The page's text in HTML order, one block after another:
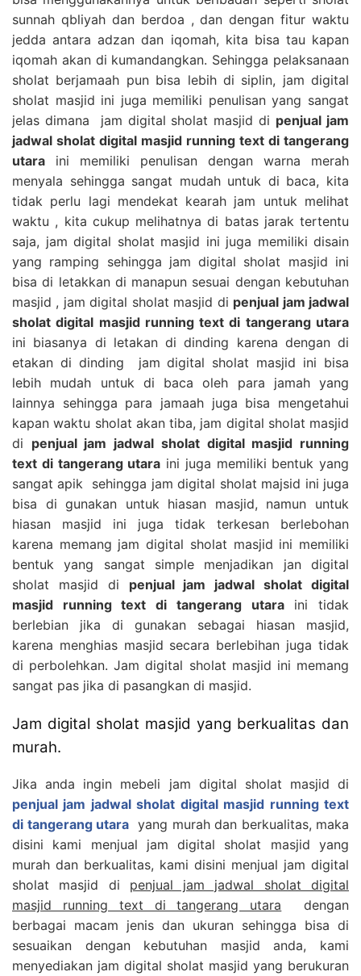
sunnah qbliyah dan berdoa , dan dengan fitur waktu
jedda antara adzan dan iqomah, kita bisa tau kapan
iqomah akan di kumandangkan. Sehingga pelaksanaan
sholat berjamaah pun bisa lebih di siplin, jam digital
sholat masjid ini juga memiliki penulisan yang sangat
jelas dimana jam digital sholat masjid di penjual jam
jadwal sholat digital masjid running text di tangerang
utara ini memiliki penulisan dengan warna merah
menyala sehingga sangat mudah untuk di baca, kita
tidak perlu lagi mendekat kearah jam untuk melihat
waktu , kita cukup melihatnya di batas jarak tertentu
saja, jam digital sholat masjid ini juga memiliki disain
yang ramping sehingga jam digital sholat masjid ini
bisa di letakkan di manapun sesuai dengan kebutuhan
masjid , jam digital sholat masjid di penjual jam jadwal
sholat digital masjid running text di tangerang utara
ini biasanya di letakan di dinding karena dengan di
etakan di dinding jam digital sholat masjid ini bisa
lebih mudah untuk di baca oleh para jamah yang
lainnya sehingga para jamaah juga bisa mengetahui
kapan waktu sholat akan tiba, jam digital sholat masjid
di penjual jam jadwal sholat digital masjid running
text di tangerang utara ini juga memiliki bentuk yang
sangat apik sehingga jam digital sholat majsid ini juga
bisa di gunakan untuk hiasan masjid, namun untuk
hiasan masjid ini juga tidak terkesan berlebohan
karena memang jam digital sholat masjid ini memiliki
bentuk yang sangat simple menjadikan jan digital
sholat masjid di penjual jam jadwal sholat digital
masjid running text di tangerang utaraini tidak
berlebian jika di gunakan sebagai hiasan masjid,
karena menghias masjid secara berlebihan juga tidak
di perbolehkan. Jam digital sholat masjid ini memang
sangat pas jika di pasangkan di masjid.
Jam digital sholat masjid yang berkualitas dan
murah.
Jika anda ingin mebeli jam digital sholat masjid di
penjual jam jadwal sholat digital masjid running text
di tangerang utara yang murah dan berkualitas, maka
disini kami menjual jam digital sholat masjid yang
murah dan berkualitas, kami disini menjual jam digital
sholat masjid di penjual jam jadwal sholat digital
masjid running text di tangerang utara dengan
berbagai macam jenis dan ukuran sehingga bisa di
sesuaikan dengan kebutuhan masjid anda, kami
menyediakan jam digital sholat masjid yang berukuran